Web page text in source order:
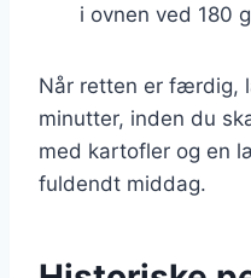
i ovnen ved 180
Når retten er færdig,
minutter, inden du
med kartofler og en
fuldendt middag.